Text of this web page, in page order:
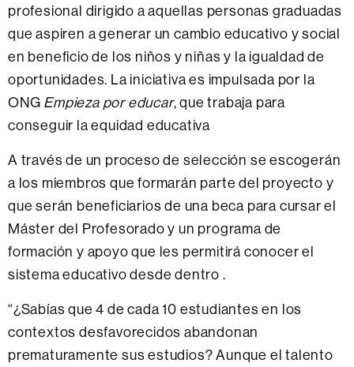
profesional dirigido a aquellas personas graduadas
que aspiren a generar un cambio educativo y social
en beneficio de los niños y niñas y la igualdad de
oportunidades. La iniciativa es impulsada por la
ONG Empieza por educar, que trabaja para
conseguir la equidad educativa
A través de un proceso de selección se escogerán
a los miembros que formarán parte del proyecto y
que serán beneficiarios de una beca para cursar el
Máster del Profesorado y un programa de
formación y apoyo que les permitirá conocer el
sistema educativo desde dentro .
“¿Sabías que 4 de cada 10 estudiantes en los
contextos desfavorecidos abandonan
prematuramente sus estudios? Aunque el talento